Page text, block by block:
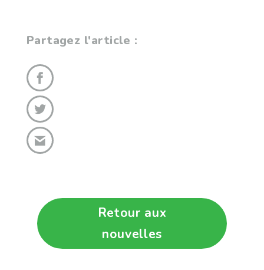
Partagez l'article :
Retour aux
nouvelles